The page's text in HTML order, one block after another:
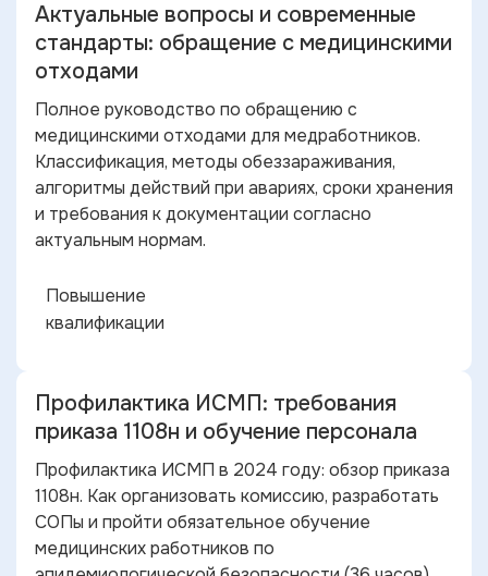
Актуальные вопросы и современные
стандарты: обращение с медицинскими
отходами
Полное руководство по обращению с
медицинскими отходами для медработников.
Классификация, методы обеззараживания,
алгоритмы действий при авариях, сроки хранения
и требования к документации согласно
актуальным нормам.
Повышение
квалификации
Профилактика ИСМП: требования
приказа 1108н и обучение персонала
Профилактика ИСМП в 2024 году: обзор приказа
1108н. Как организовать комиссию, разработать
СОПы и пройти обязательное обучение
медицинских работников по